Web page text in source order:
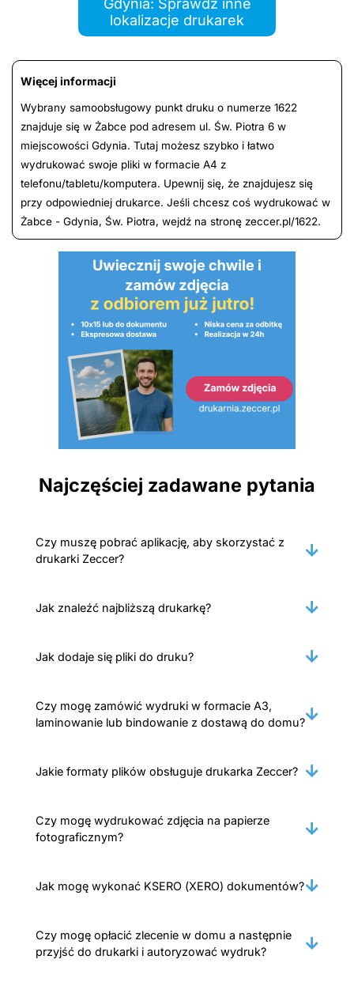
lokalizacje drukarek
Więcej informacji
Wybrany samoobsługowy punkt druku o numerze 1622
znajduje się w Żabce pod adresem ul. Św. Piotra 6 w
miejscowości Gdynia. Tutaj możesz szybko i łatwo
wydrukować swoje pliki w formacie A4 z
telefonu/tabletu/komputera. Upewnij się, że znajdujesz się
przy odpowiedniej drukarce. Jeśli chcesz coś wydrukować w
Żabce - Gdynia, Św. Piotra, wejdź na stronę zeccer.pl/1622.
Najczęściej zadawane pytania
Czy muszę pobrać aplikację, aby skorzystać z
drukarki Zeccer?
Jak znaleźć najbliższą drukarkę?
Jak dodaje się pliki do druku?
Czy mogę zamówić wydruki w formacie A3,
laminowanie lub bindowanie z dostawą do domu?
Jakie formaty plików obsługuje drukarka Zeccer?
Czy mogę wydrukować zdjęcia na papierze
fotograficznym?
Jak mogę wykonać KSERO (XERO) dokumentów?
Czy mogę opłacić zlecenie w domu a następnie
przyjść do drukarki i autoryzować wydruk?